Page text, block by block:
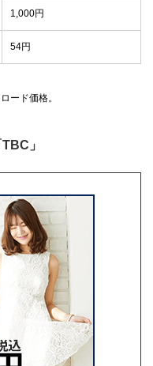
1,000円
54円
ード価格。
」